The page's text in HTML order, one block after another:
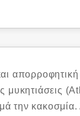
μυκητιάσεις
την